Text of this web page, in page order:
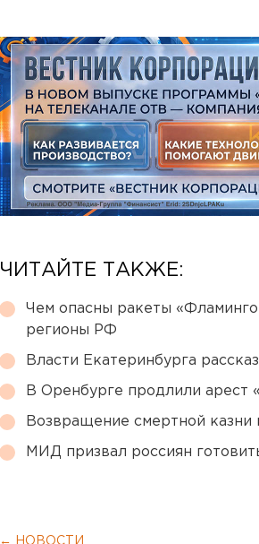
ЧИТАЙТЕ ТАКЖЕ:
Чем опасны ракеты
регионы РФ
Власти Екатеринбурга
В Оренбурге продлили арест
Возвращение смертной
МИД призвал россиян
← НОВОСТИ